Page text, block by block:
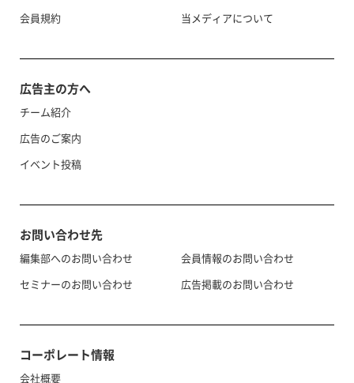
会員規約
当メディアについて
広告主の方へ
チーム紹介
広告のご案内
イベント投稿
お問い合わせ先
編集部へのお問い合わせ
セミナーのお問い合わせ
会員情報のお問い合わせ
広告掲載のお問い合わせ
コーポレート情報
会社概要